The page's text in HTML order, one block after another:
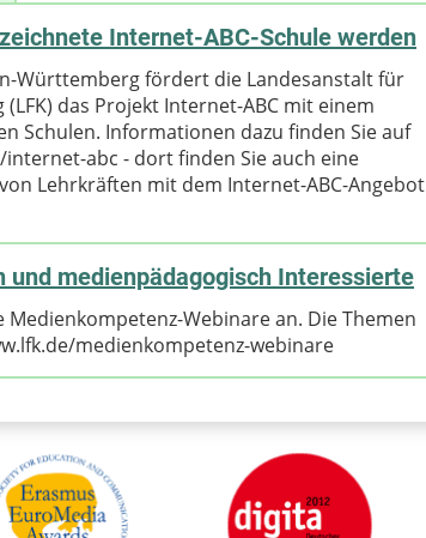
Internet-ABC-Schule werden
Württemberg fördert die Landesanstalt für
das Projekt Internet-ABC mit einem
Schulen. Informationen dazu finden Sie auf
abc - dort finden Sie auch eine
Lehrkräften mit dem Internet-ABC-Angebot
medienpädagogisch Interessierte
Webinare an. Die Themen
medienkompetenz-webinare